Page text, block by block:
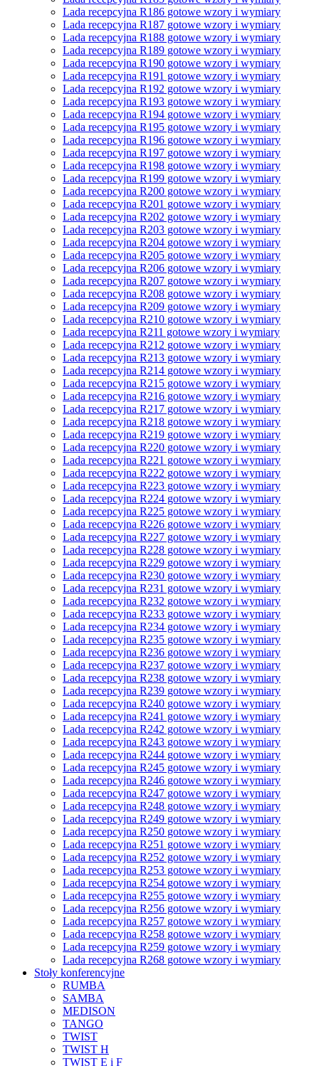
Lada recepcyjna R186 gotowe wzory i wymiary
Lada recepcyjna R187 gotowe wzory i wymiary
Lada recepcyjna R188 gotowe wzory i wymiary
Lada recepcyjna R189 gotowe wzory i wymiary
Lada recepcyjna R190 gotowe wzory i wymiary
Lada recepcyjna R191 gotowe wzory i wymiary
Lada recepcyjna R192 gotowe wzory i wymiary
Lada recepcyjna R193 gotowe wzory i wymiary
Lada recepcyjna R194 gotowe wzory i wymiary
Lada recepcyjna R195 gotowe wzory i wymiary
Lada recepcyjna R196 gotowe wzory i wymiary
Lada recepcyjna R197 gotowe wzory i wymiary
Lada recepcyjna R198 gotowe wzory i wymiary
Lada recepcyjna R199 gotowe wzory i wymiary
Lada recepcyjna R200 gotowe wzory i wymiary
Lada recepcyjna R201 gotowe wzory i wymiary
Lada recepcyjna R202 gotowe wzory i wymiary
Lada recepcyjna R203 gotowe wzory i wymiary
Lada recepcyjna R204 gotowe wzory i wymiary
Lada recepcyjna R205 gotowe wzory i wymiary
Lada recepcyjna R206 gotowe wzory i wymiary
Lada recepcyjna R207 gotowe wzory i wymiary
Lada recepcyjna R208 gotowe wzory i wymiary
Lada recepcyjna R209 gotowe wzory i wymiary
Lada recepcyjna R210 gotowe wzory i wymiary
Lada recepcyjna R211 gotowe wzory i wymiary
Lada recepcyjna R212 gotowe wzory i wymiary
Lada recepcyjna R213 gotowe wzory i wymiary
Lada recepcyjna R214 gotowe wzory i wymiary
Lada recepcyjna R215 gotowe wzory i wymiary
Lada recepcyjna R216 gotowe wzory i wymiary
Lada recepcyjna R217 gotowe wzory i wymiary
Lada recepcyjna R218 gotowe wzory i wymiary
Lada recepcyjna R219 gotowe wzory i wymiary
Lada recepcyjna R220 gotowe wzory i wymiary
Lada recepcyjna R221 gotowe wzory i wymiary
Lada recepcyjna R222 gotowe wzory i wymiary
Lada recepcyjna R223 gotowe wzory i wymiary
Lada recepcyjna R224 gotowe wzory i wymiary
Lada recepcyjna R225 gotowe wzory i wymiary
Lada recepcyjna R226 gotowe wzory i wymiary
Lada recepcyjna R227 gotowe wzory i wymiary
Lada recepcyjna R228 gotowe wzory i wymiary
Lada recepcyjna R229 gotowe wzory i wymiary
Lada recepcyjna R230 gotowe wzory i wymiary
Lada recepcyjna R231 gotowe wzory i wymiary
Lada recepcyjna R232 gotowe wzory i wymiary
Lada recepcyjna R233 gotowe wzory i wymiary
Lada recepcyjna R234 gotowe wzory i wymiary
Lada recepcyjna R235 gotowe wzory i wymiary
Lada recepcyjna R236 gotowe wzory i wymiary
Lada recepcyjna R237 gotowe wzory i wymiary
Lada recepcyjna R238 gotowe wzory i wymiary
Lada recepcyjna R239 gotowe wzory i wymiary
Lada recepcyjna R240 gotowe wzory i wymiary
Lada recepcyjna R241 gotowe wzory i wymiary
Lada recepcyjna R242 gotowe wzory i wymiary
Lada recepcyjna R243 gotowe wzory i wymiary
Lada recepcyjna R244 gotowe wzory i wymiary
Lada recepcyjna R245 gotowe wzory i wymiary
Lada recepcyjna R246 gotowe wzory i wymiary
Lada recepcyjna R247 gotowe wzory i wymiary
Lada recepcyjna R248 gotowe wzory i wymiary
Lada recepcyjna R249 gotowe wzory i wymiary
Lada recepcyjna R250 gotowe wzory i wymiary
Lada recepcyjna R251 gotowe wzory i wymiary
Lada recepcyjna R252 gotowe wzory i wymiary
Lada recepcyjna R253 gotowe wzory i wymiary
Lada recepcyjna R254 gotowe wzory i wymiary
Lada recepcyjna R255 gotowe wzory i wymiary
Lada recepcyjna R256 gotowe wzory i wymiary
Lada recepcyjna R257 gotowe wzory i wymiary
Lada recepcyjna R258 gotowe wzory i wymiary
Lada recepcyjna R259 gotowe wzory i wymiary
Lada recepcyjna R268 gotowe wzory i wymiary
Stoły konferencyjne
RUMBA
SAMBA
MEDISON
TANGO
TWIST
TWIST H
TWIST E i F